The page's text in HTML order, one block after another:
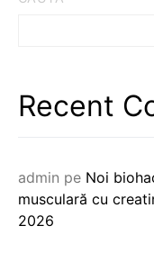
Recent
admin pe Noi
musculară cu
2026